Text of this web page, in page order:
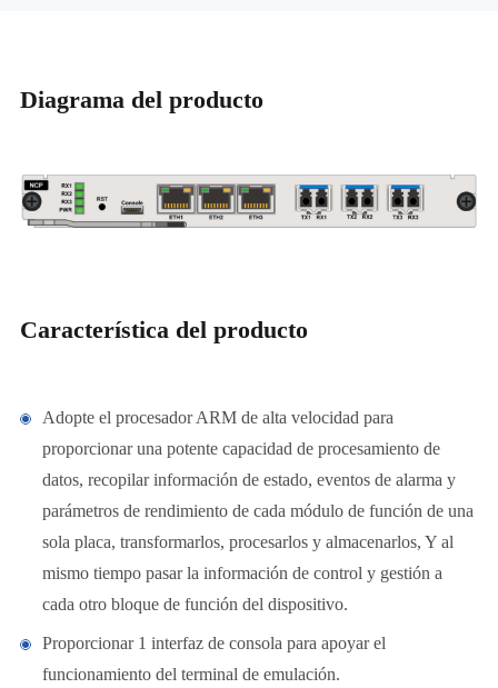
Diagrama del producto
Característica del producto
Adopte el procesador ARM de alta velocidad para
proporcionar una potente capacidad de procesamiento de
datos, recopilar información de estado, eventos de alarma y
parámetros de rendimiento de cada módulo de función de una
sola placa, transformarlos, procesarlos y almacenarlos, Y al
mismo tiempo pasar la información de control y gestión a
cada otro bloque de función del dispositivo.
Proporcionar 1 interfaz de consola para apoyar el
funcionamiento del terminal de emulación.